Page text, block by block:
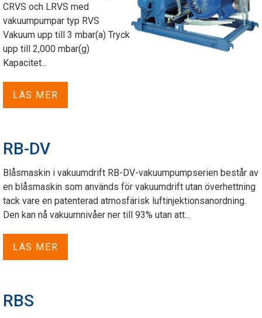
CRVS och LRVS med
vakuumpumpar typ RVS
Vakuum upp till 3 mbar(a) Tryck
upp till 2,000 mbar(g)
Kapacitet...
LÄS MER
RB-DV
Blåsmaskin i vakuumdrift RB-DV-vakuumpumpserien består av
en blåsmaskin som används för vakuumdrift utan överhettning
tack vare en patenterad atmosfärisk luftinjektionsanordning.
Den kan nå vakuumnivåer ner till 93% utan att...
LÄS MER
RBS